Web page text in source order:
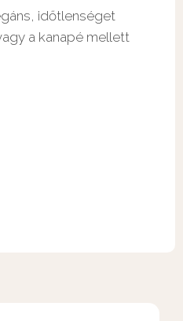
időtlenséget
a kanapé mellett